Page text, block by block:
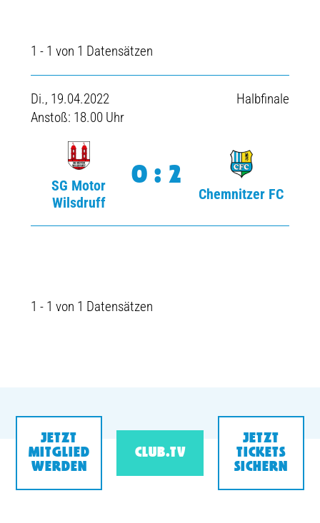
1 - 1 von 1 Datensätzen
Di., 19.04.2022
Anstoß: 18.00 Uhr
Halbfinale
SG Motor
Wilsdruff
0:2
Chemnitzer FC
1 - 1 von 1 Datensätzen
JETZT
MITGLIED
WERDEN
CLUB.TV
JETZT
TICKETS
SICHERN